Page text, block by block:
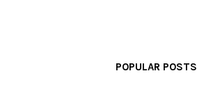
POPULAR POSTS